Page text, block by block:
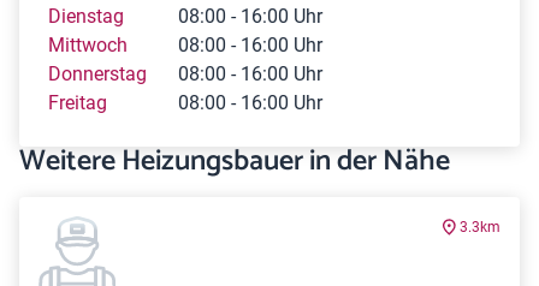
Dienstag
08:00 - 16:00 Uhr
Mittwoch
08:00 - 16:00 Uhr
Donnerstag
08:00 - 16:00 Uhr
Freitag
08:00 - 16:00 Uhr
Weitere Heizungsbauer in der Nähe
3.3km